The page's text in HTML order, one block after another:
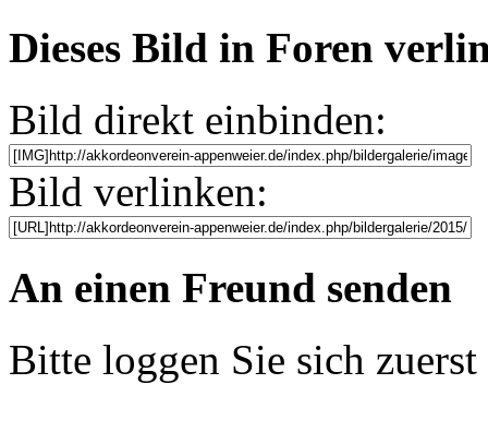
Dieses Bild in Foren
Bild direkt einbinden:
Bild verlinken:
An einen Freund senden
Bitte loggen Sie sich